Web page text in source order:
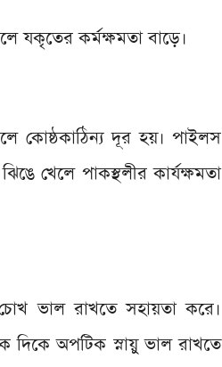
যকৃতের কর্মক্ষমতা বাড়ে।
কোষ্ঠকাঠিন্য দূর হয়। পাইলস
খেলে পাকস্থলীর কার্যক্ষমতা
চোখ ভাল রাখতে সহায়তা করে।
দিকে অপটিক স্নায়ু ভাল রাখতে